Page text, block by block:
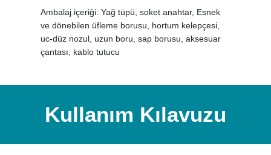
Ambalaj içeriği: Yağ tüpü, soket anahtar, Esnek
ve dönebilen üfleme borusu, hortum kelepçesi,
uc-düz nozul, uzun boru, sap borusu, aksesuar
çantası, kablo tutucu
Kullanım Kılavuzu